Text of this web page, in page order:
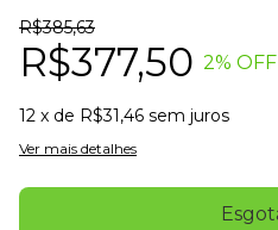
R$385,63
R$377,50 2% OFF
12 x de R$31,46 sem juros
Ver mais detalhes